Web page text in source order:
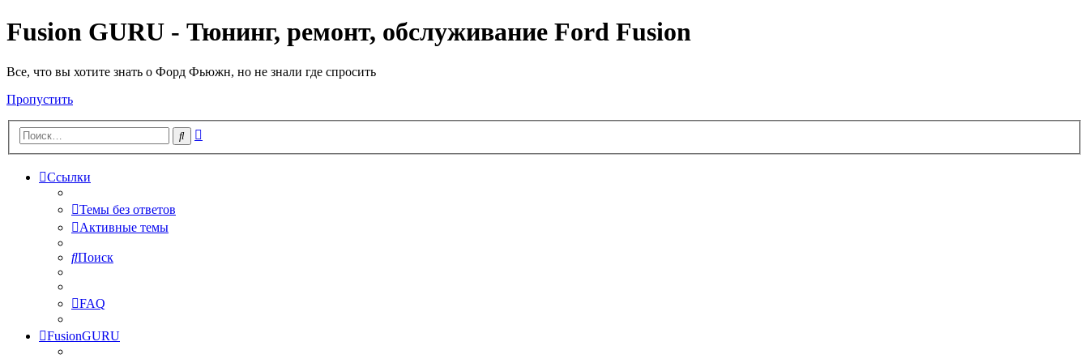
Fusion GURU - Тюнинг, ремонт, обслуживание Ford Fusion
Все, что вы хотите знать о Форд Фьюжн, но не знали где спросить
Пропустить
Поиск
Ссылки
Темы без ответов
Активные темы
Поиск
FAQ
FusionGURU